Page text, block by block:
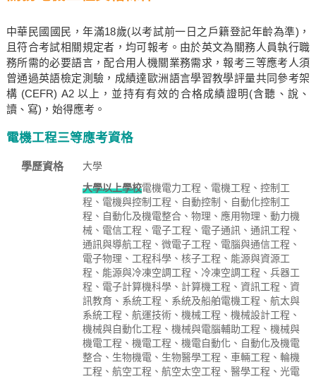
中華民國國民，年滿18歲(以考試前一日之戶籍登記年齡為準)，
且符合考試相關規定者，均可報考。由於英文為關務人員執行職
務所需的必要語言，配合用人機關業務需求，報考三等應考人須
曾通過英語檢定測驗，成績達歐洲語言學習教學評量共同參考架
構 (CEFR) A2 以上，並持有有效的合格成績證明(含聽、說、
讀、寫)，始得應考。
電機工程三等應考資格
學歷資格 大學
大學以上學校電機電力工程、電機工程、控制工
程、電機與控制工程、自動控制、自動化控制工
程、自動化及機電整合、物理、應用物理、動力機
械、電信工程、電子工程、電子通訊、通訊工程、
通訊與導航工程、微電子工程、電腦與通信工程、
電子物理、工程科學、核子工程、能源與資源工
程、能源與冷凍空調工程、冷凍空調工程、兵器工
程、電子計算機科學、計算機工程、資訊工程、資
訊教育、系統工程、系統及船舶電機工程、航太與
系統工程、航運技術、機械工程、機械設計工程、
機械與自動化工程、機械與電腦輔助工程、機械與
機電工程、機電工程、機電自動化、自動化及機電
整合、生物機電、生物醫學工程、車輛工程、輪機
工程、航空工程、航空太空工程、醫學工程、光電